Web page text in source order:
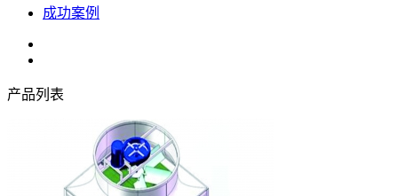
成功案例
产品列表